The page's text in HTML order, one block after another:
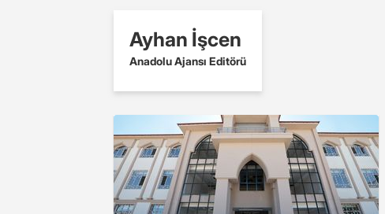
Ayhan İşcen
Anadolu Ajansı Editörü